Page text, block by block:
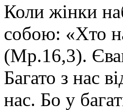
Коли жінки
собою: «Хто
(Мр.16,3).
Багато з нас
нас. Бо у